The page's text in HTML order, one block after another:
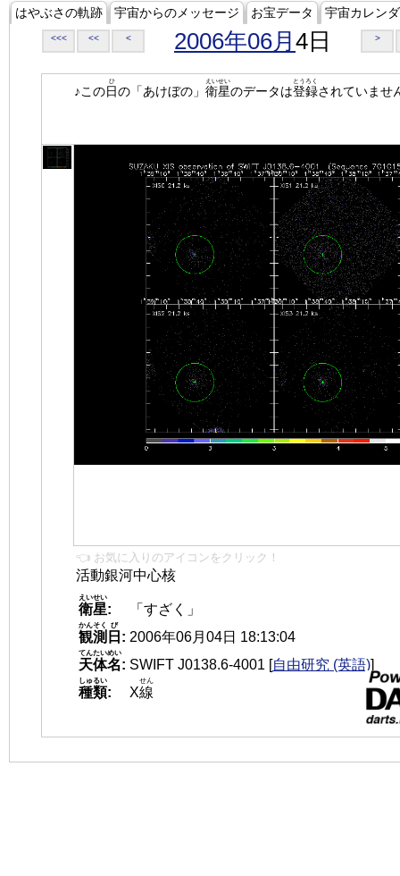
はやぶさの軌跡 宇宙からのメッセージ お宝データ 宇宙カレン
<<< << < 2006年06月 4日 >
♪この日
ひ
の「あけぼの」 衛星
えいせい
のデータは登録
とうろく
されていませ
👈 お気に入りのアイコンをクリック！
活動銀河中心核
衛星
えいせい
:
「すざく」
観測
かんそく
日
び
: 2006年06月04日 18:13:04
天体名
てんたいめい
: SWIFT J0138.6-4001 [自由研究 (英語)]
種類
しゅるい
: X線
せん